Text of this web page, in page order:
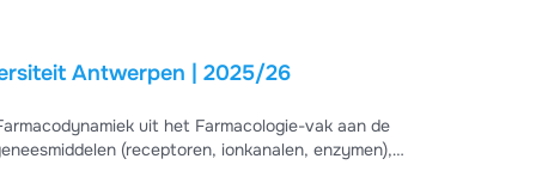
Antwerpen | 2025/26
uit het Farmacologie-vak aan de
(receptoren, ionkanalen, enzymen),